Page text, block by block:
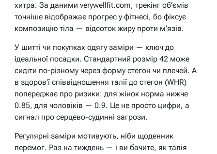
хитра. За даними verywellfit.com, трекінг об’ємів
точніше відображає прогрес у фітнесі, бо фіксує
композицію тіла — відсоток жиру проти м’язів.
У шитті чи покупках одягу заміри — ключ до
ідеальної посадки. Стандартний розмір 42 може
сидіти по-різному через форму стегон чи плечей. А
в здоров’ї співвідношення талії до стегон (WHR)
попереджає про ризики: для жінок норма нижче
0.85, для чоловіків — 0.9. Це не просто цифри, а
сигнал про серцево-судинні загрози.
Регулярні заміри мотивують, ніби щоденник
перемог. Раз на тиждень — і ви бачите, як талія